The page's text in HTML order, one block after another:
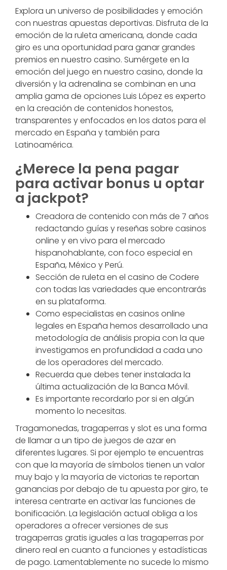
Explora un universo de posibilidades y emoción
con nuestras apuestas deportivas. Disfruta de la
emoción de la ruleta americana, donde cada
giro es una oportunidad para ganar grandes
premios en nuestro casino. Sumérgete en la
emoción del juego en nuestro casino, donde la
diversión y la adrenalina se combinan en una
amplia gama de opciones Luis López es experto
en la creación de contenidos honestos,
transparentes y enfocados en los datos para el
mercado en España y también para
Latinoamérica.
¿Merece la pena pagar
para activar bonus u optar
a jackpot?
Creadora de contenido con más de 7 años
redactando guías y reseñas sobre casinos
online y en vivo para el mercado
hispanohablante, con foco especial en
España, México y Perú.
Sección de ruleta en el casino de Codere
con todas las variedades que encontrarás
en su plataforma.
Como especialistas en casinos online
legales en España hemos desarrollado una
metodología de análisis propia con la que
investigamos en profundidad a cada uno
de los operadores del mercado.
Recuerda que debes tener instalada la
última actualización de la Banca Móvil.
Es importante recordarlo por si en algún
momento lo necesitas.
Tragamonedas, tragaperras y slot es una forma
de llamar a un tipo de juegos de azar en
diferentes lugares. Si por ejemplo te encuentras
con que la mayoría de símbolos tienen un valor
muy bajo y la mayoría de victorias te reportan
ganancias por debajo de tu apuesta por giro, te
interesa centrarte en activar las funciones de
bonificación. La legislación actual obliga a los
operadores a ofrecer versiones de sus
tragaperras gratis iguales a las tragaperras por
dinero real en cuanto a funciones y estadísticas
de pago. Lamentablemente no sucede lo mismo